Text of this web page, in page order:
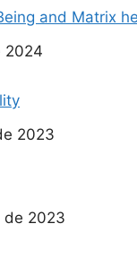
and Matrix
2024
2023
de 2023